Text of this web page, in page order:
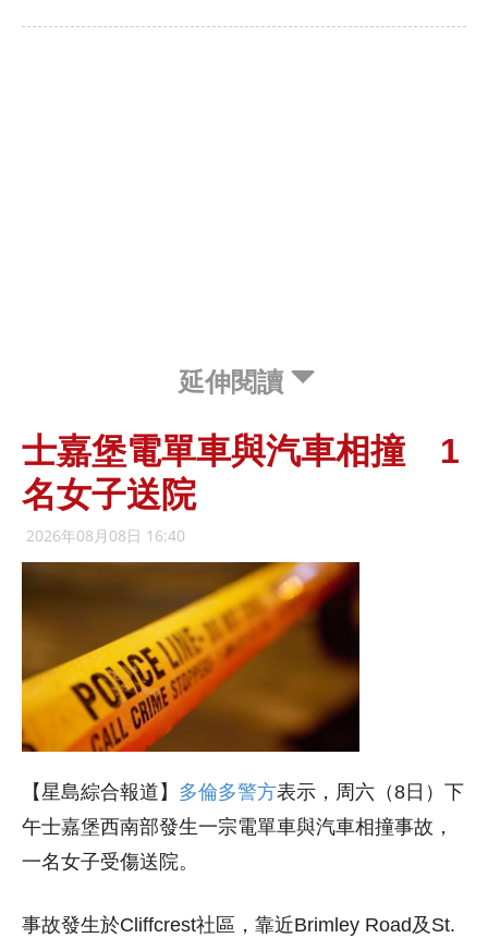
延伸閱讀
士嘉堡電單車與汽車相撞 1
名女子送院
2026年08月08日 16:40
【星島綜合報道】 多倫多警方表示，周六（8日）下
午士嘉堡西南部發生一宗電單車與汽車相撞事故，
一名女子受傷送院。
事故發生於Cliffcrest社區，靠近Brimley Road及St.